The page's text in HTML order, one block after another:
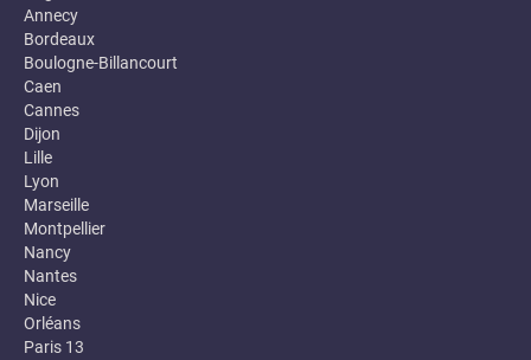
Annecy
Bordeaux
Boulogne-Billancourt
Caen
Cannes
Dijon
Lille
Lyon
Marseille
Montpellier
Nancy
Nantes
Nice
Orléans
Paris 13